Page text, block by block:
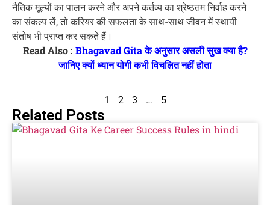
नैतिक मूल्यों का पालन करने और अपने कर्तव्य का श्रेष्ठतम निर्वाह करने
का संकल्प लें, तो करियर की सफलता के साथ-साथ जीवन में स्थायी
संतोष भी प्राप्त कर सकते हैं।
Read Also : Bhagavad Gita के अनुसार असली सुख क्या है?
जानिए क्यों ध्यान योगी कभी विचलित नहीं होता
1 2 3 … 5
Related Posts